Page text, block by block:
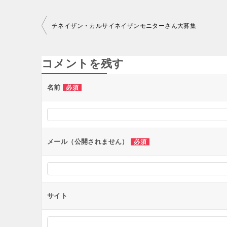
投
ビ
ゲ
ー
シ
ョ
チネイザン・カルサイネイザンモニターさん大募集
コメントを残す
名前 必須
メール（公開されません） 必須
サイト